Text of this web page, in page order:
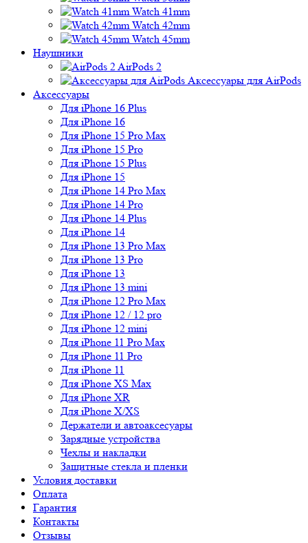
Watch 41mm
Watch 42mm
Watch 45mm
Наушники
AirPods 2
Аксессуары для AirPods
Аксессуары
Для iPhone 16 Plus
Для iPhone 16
Для iPhone 15 Pro Max
Для iPhone 15 Pro
Для iPhone 15 Plus
Для iPhone 15
Для iPhone 14 Pro Max
Для iPhone 14 Pro
Для iPhone 14 Plus
Для iPhone 14
Для iPhone 13 Pro Max
Для iPhone 13 Pro
Для iPhone 13
Для iPhone 13 mini
Для iPhone 12 Pro Max
Для iPhone 12 / 12 pro
Для iPhone 12 mini
Для iPhone 11 Pro Max
Для iPhone 11 Pro
Для iPhone 11
Для iPhone XS Max
Для iPhone XR
Для iPhone X/XS
Держатели и автоаксесуары
Зарядные устройства
Чехлы и накладки
Защитные стекла и пленки
Условия доставки
Оплата
Гарантия
Контакты
Отзывы